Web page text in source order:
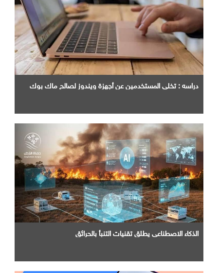
دراسه : تخلي المستخدمين عن أجهزة ويندوز لصالح ماك بوك
الذكاء الاصطناعي يطلق تقنيات التنبأ بالحرائق